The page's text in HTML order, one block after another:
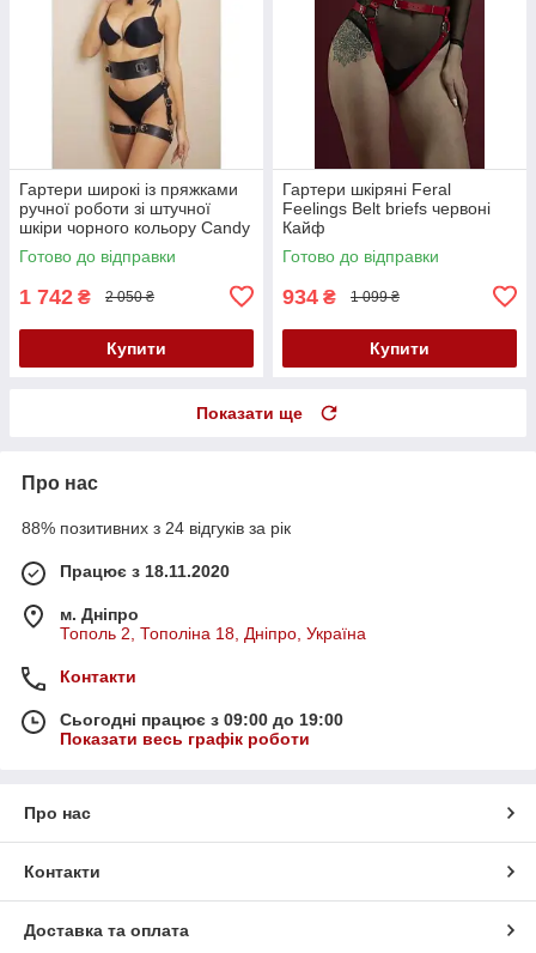
Гартери широкі із пряжками
ручної роботи зі штучної
шкіри чорного кольору Candy
Hero G4 1 розмір One Size
Кайф
Готово до відправки
1 742 ₴ 2 050 ₴
Купити
Гартери шкіряні Feral
Feelings Belt briefs червоні
Кайф
Готово до відправки
934 ₴ 1 099 ₴
Купити
Показати ще
Про нас
88% позитивних з 24 відгуків за рік
Працює з 18.11.2020
м. Дніпро
Тополь 2, Тополіна 18, Дніпро, Україна
Контакти
Сьогодні працює з 09:00 до 19:00
Показати весь графік роботи
Про нас
Контакти
Доставка та оплата